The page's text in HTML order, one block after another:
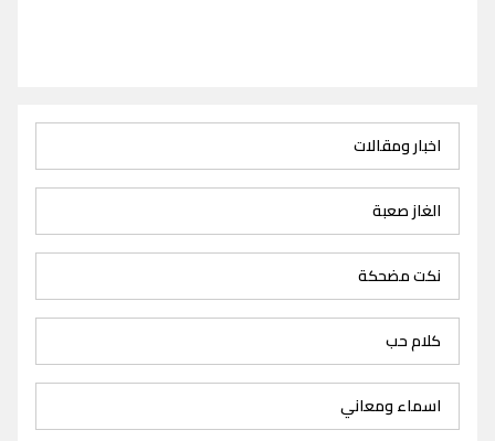
اخبار ومقالات
الغاز صعبة
نكت مضحكة
كلام حب
اسماء ومعاني